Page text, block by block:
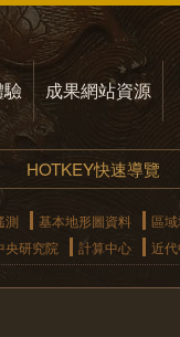
驗 成果網站資源
HOTKEY快速導覽
測 基本地形圖資料
區
央研究院 計算中心 近